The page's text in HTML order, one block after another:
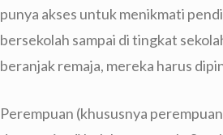
punya akses untuk menikmati
bersekolah sampai di tingkat
beranjak remaja, mereka harus
Perempuan (khususnya